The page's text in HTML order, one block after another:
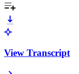
View Transcript